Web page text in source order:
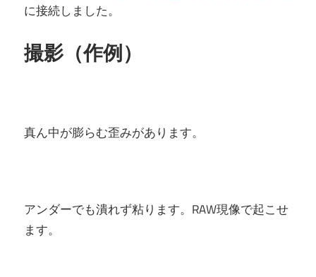
に接続しました。
撮影（作例）
真ん中が膨らむ歪みがあります。
アンダーでも潰れず粘ります。RAW現像で起こせ
ます。